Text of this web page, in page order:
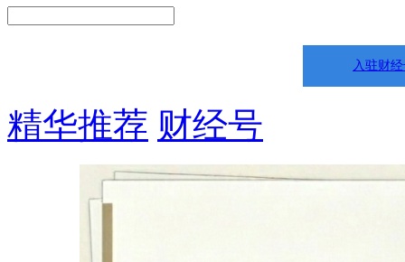
入驻财
精华推荐 财经号